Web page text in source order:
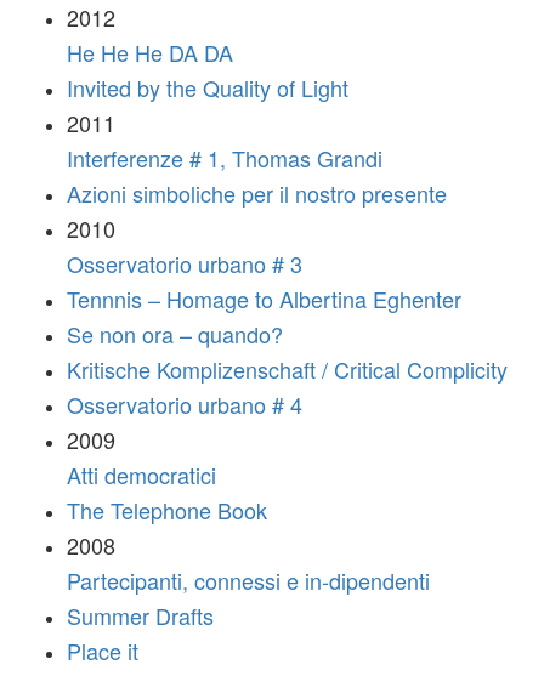
2012
He He He DA DA
Invited by the Quality of Light
2011
Interferenze # 1, Thomas Grandi
Azioni simboliche per il nostro presente
2010
Osservatorio urbano # 3
Tennnis – Homage to Albertina Eghenter
Se non ora – quando?
Kritische Komplizenschaft / Critical Complicity
Osservatorio urbano # 4
2009
Atti democratici
The Telephone Book
2008
Partecipanti, connessi e in-dipendenti
Summer Drafts
Place it